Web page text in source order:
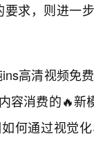
要求，则进
高清视频免
容消费的🔥
何通过视觉